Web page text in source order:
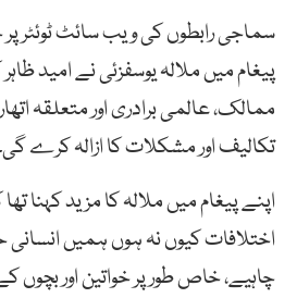
سماجی رابطوں کی ویب سائٹ ٹوئٹر
پیغام میں ملالہ یوسفزئی نے امید
ممالک، عالمی برادری اور متعلقہ
تکالیف اور مشکلات کا ازالہ کرے
اپنے پیغام میں ملالہ کا مزید کہنا
اختلافات کیوں نہ ہوں ہمیں انسانی
چاہیے، خاص طور پر خواتین اور بچوں